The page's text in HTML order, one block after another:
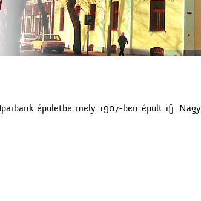
épületbe mely 1907-ben épült ifj.